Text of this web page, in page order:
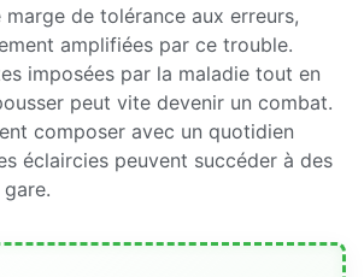
marge de tolérance aux erreurs,
amplifiées par ce trouble.
imposées par la maladie tout en
peut vite devenir un combat.
composer avec un quotidien
éclaircies peuvent succéder à des